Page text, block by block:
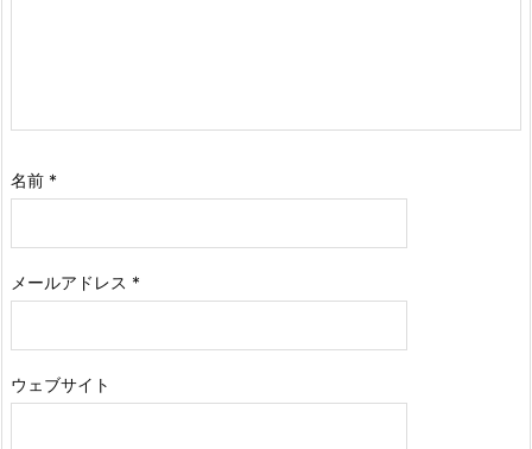
名前 *
メールアドレス *
ウェブサイト